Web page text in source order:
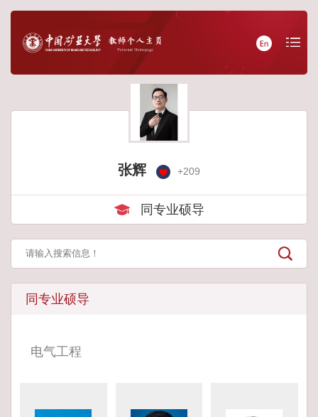
张辉 +209
同专业硕导
同专业硕导
电气工程